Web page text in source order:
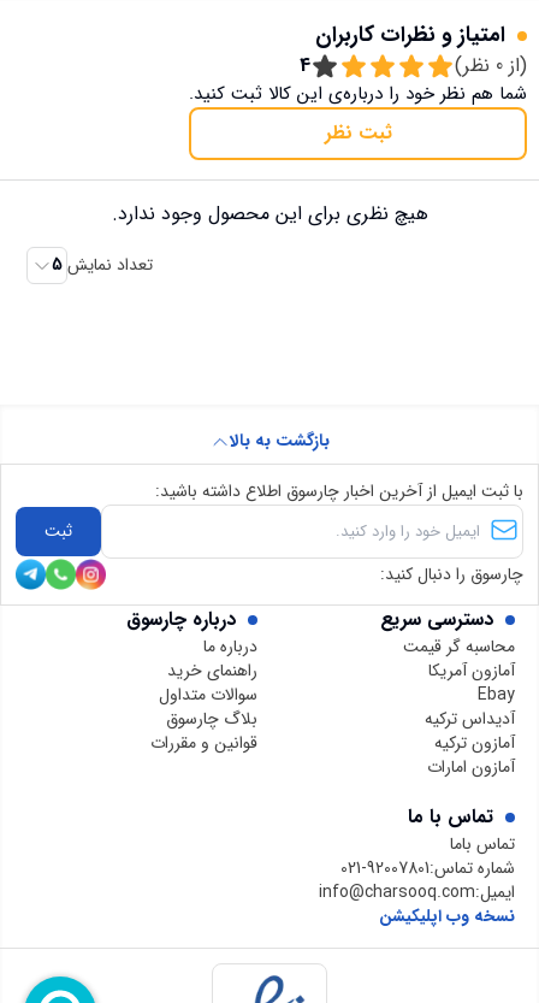
امتیاز و نظرات کاربران
(از 0 نظر) 4
شما هم نظر خود را درباره‌ی این کالا ثبت کنید.
ثبت نظر
هیچ نظری برای این محصول وجود ندارد.
تعداد نمایش 5
دسترسی سریع
محاسبه گر قیمت
آمازون آمریکا
Ebay
آدیداس ترکیه
آمازون ترکیه
آمازون امارات
درباره چارسوق
درباره ما
راهنمای خرید
سوالات متداول
بلاگ چارسوق
قوانین و مقررات
تماس با ما
تماس باما
شماره تماس:021-92007801
ایمیل:info@charsooq.com
نسخه وب اپلیکیشن
بازگشت به بالا
با ثبت ایمیل از آخرین اخبار چارسوق اطلاع داشته باشید:
ثبت
چارسوق را دنبال کنید: